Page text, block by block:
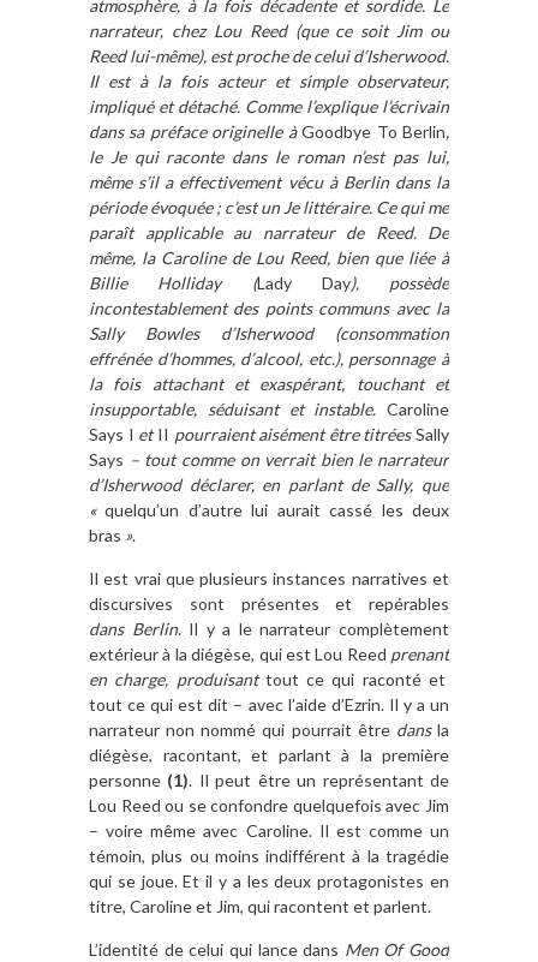
atmosphère, à la fois décadente et sordide. Le
narrateur, chez Lou Reed (que ce soit Jim ou
Reed lui-même), est proche de celui d’Isherwood.
Il est à la fois acteur et simple observateur,
impliqué et détaché. Comme l’explique l’écrivain
dans sa préface originelle àGoodbye To Berlin,
le Je qui raconte dans le roman n’est pas lui,
même s’il a effectivement vécu à Berlin dans la
période évoquée ; c’est un Je littéraire. Ce qui me
paraît applicable au narrateur de Reed. De
même, la Caroline de Lou Reed, bien que liée à
Billie Holliday (Lady Day), possède
incontestablement des points communs avec la
Sally Bowles d’Isherwood (consommation
effrénée d’hommes, d’alcool, etc.), personnage à
la fois attachant et exaspérant, touchant et
insupportable, séduisant et instable. Caroline
Says I etII pourraient aisément être titréesSally
Says –tout comme on verrait bien le narrateur
d’Isherwood déclarer, en parlant de Sally, que
«quelqu’un d’autre lui aurait cassé les deux
bras ».
Il est vrai que plusieurs instances narratives et
discursives sont présentes et repérables
dans Berlin. Il y a le narrateur complètement
extérieur à la diégèse, qui est Lou Reed prenant
en charge, produisanttout ce qui raconté et
tout ce qui est dit – avec l’aide d’Ezrin. Il y a un
narrateur non nommé qui pourrait être dansla
diégèse, racontant, et parlant à la première
personne (1). Il peut être un représentant de
Lou Reed ou se confondre quelquefois avec Jim
– voire même avec Caroline. Il est comme un
témoin, plus ou moins indifférent à la tragédie
qui se joue. Et il y a les deux protagonistes en
titre, Caroline et Jim, qui racontent et parlent.
L’identité de celui qui lance dans Men Of Good